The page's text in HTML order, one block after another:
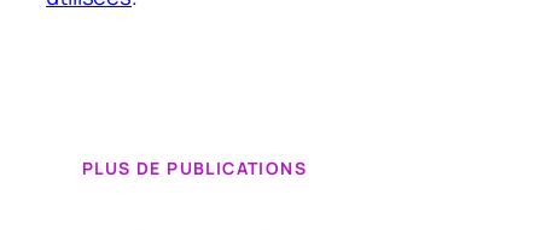
PLUS DE PUBLICATIONS